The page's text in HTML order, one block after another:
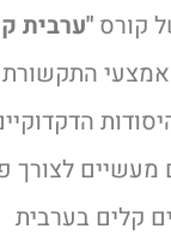
קורס "ערבית
מעשיים לצורך
קלים בערבית